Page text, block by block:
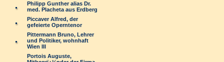
Philipp Gunther alias Dr.
med. Placheta aus Erdberg
Piccaver Alfred, der
gefeierte Operntenor
Pittermann Bruno, Lehrer
und Politiker, wohnhaft
Wien III
Portois Auguste,